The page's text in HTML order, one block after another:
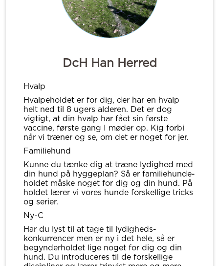
DcH Han Herred
Hvalp
Hvalpeholdet er for dig, der har en hvalp
helt ned til 8 ugers alderen. Det er dog
vigtigt, at din hvalp har fået sin første
vaccine, første gang I møder op. Kig forbi
når vi træner og se, om det er noget for jer.
Familiehund
Kunne du tænke dig at træne lydighed med
din hund på hyggeplan? Så er familiehunde-
holdet måske noget for dig og din hund. På
holdet lærer vi vores hunde forskellige tricks
og serier.
Ny-C
Har du lyst til at tage til lydigheds-
konkurrencer men er ny i det hele, så er
begynderholdet lige noget for dig og din
hund. Du introduceres til de forskellige